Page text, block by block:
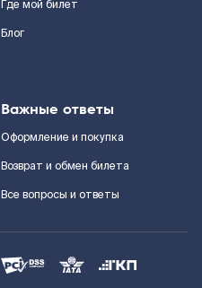
Где мой билет
Блог
Важные ответы
Оформление и покупка
Возврат и обмен билета
Все вопросы и ответы